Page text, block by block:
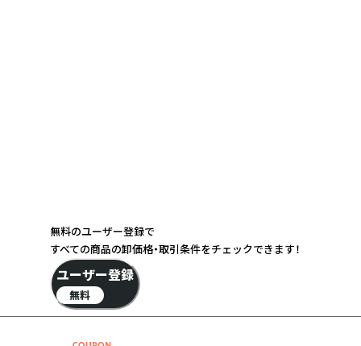
無料のユーザー登録で
すべての商品の卸価格・取引条件をチェックできます！
ユーザー登録
無料